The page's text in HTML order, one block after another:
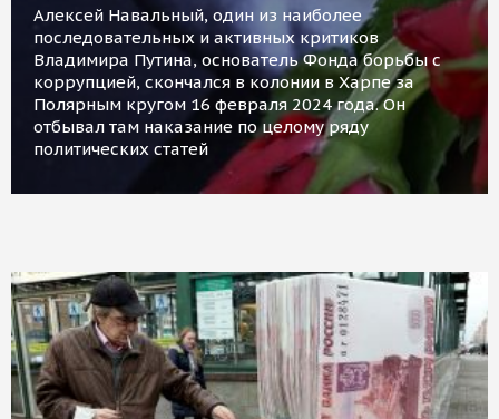
Алексей Навальный, один из наиболее
последовательных и активных критиков
Владимира Путина, основатель Фонда борьбы с
коррупцией, скончался в колонии в Харпе за
Полярным кругом 16 февраля 2024 года. Он
отбывал там наказание по целому ряду
политических статей